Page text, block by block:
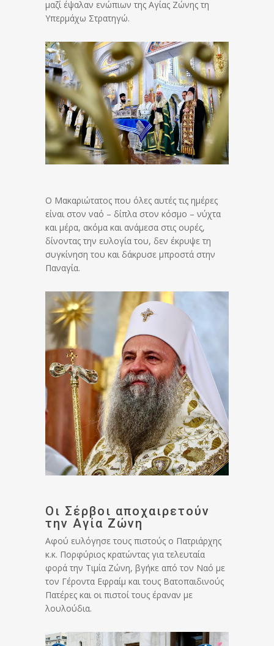
μαζί έψαλαν ενώπιων της Αγίας Ζώνης τη
Υπερμάχω Στρατηγώ.
Ο Μακαριώτατος που όλες αυτές τις ημέρες
είναι στον ναό – δίπλα στον κόσμο – νύχτα
και μέρα, ακόμα και ανάμεσα στις ουρές,
δίνοντας την ευλογία του, δεν έκρυψε τη
συγκίνηση του και δάκρυσε μπροστά στην
Παναγία.
Οι Σέρβοι αποχαιρετούν
την Αγία Ζώνη
Αφού ευλόγησε τους πιστούς ο Πατριάρχης
κ.κ. Πορφύριος κρατώντας για τελευταία
φορά την Τιμία Ζώνη, βγήκε από τον Ναό με
τον Γέροντα Εφραίμ και τους Βατοπαιδινούς
Πατέρες και οι πιστοί τους έραναν με
λουλούδια.